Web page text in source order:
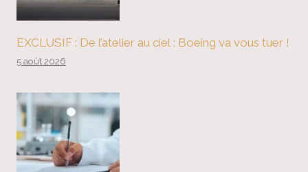
EXCLUSIF : De l’atelier au ciel : Boeing va vous tuer !
5 août 2026